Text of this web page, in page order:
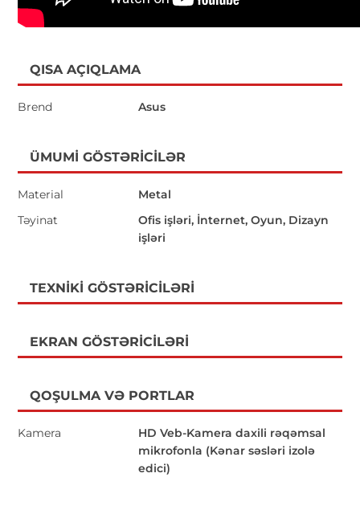
QISA AÇIQLAMA
Brend Asus
ÜMUMI GÖSTƏRICILƏR
Material
Metal
Təyinat
Ofis işləri, İnternet, Oyun, Dizayn
işləri
TEXNIKI GÖSTƏRICILƏRI
EKRAN GÖSTƏRICILƏRI
QOŞULMA VƏ PORTLAR
Kamera
HD Veb-Kamera daxili rəqəmsal
mikrofonla (Kənar səsləri izolə
edici)